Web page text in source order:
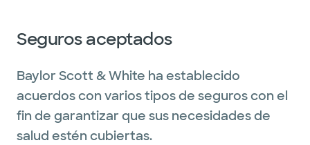
Seguros aceptados
Baylor Scott & White ha establecido
acuerdos con varios tipos de seguros con el
fin de garantizar que sus necesidades de
salud estén cubiertas.